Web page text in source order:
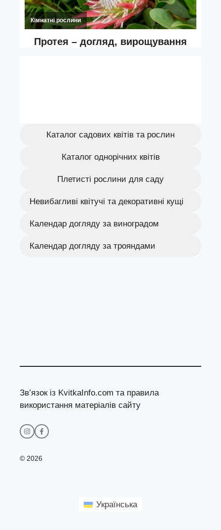
Каталог садових квітів та рослин
Каталог однорічних квітів
Плетисті рослини для саду
Невибагливі квітучі та декоративні кущі
Календар догляду за виноградом
Календар догляду за трояндами
Зв’язок із KvitkaInfo.com та правила
використання матеріалів сайту
© 2026
Українська